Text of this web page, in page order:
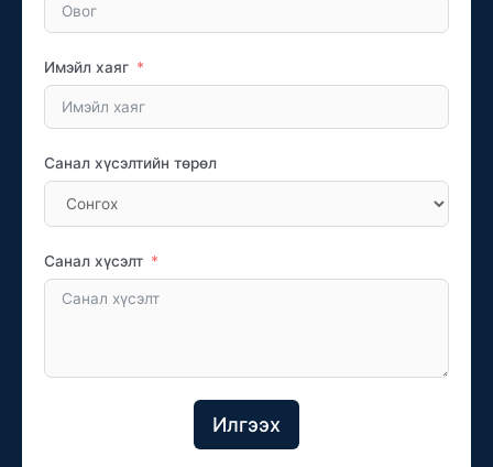
Имэйл хаяг
Санал хүсэлтийн төрөл
Санал хүсэлт
Илгээх